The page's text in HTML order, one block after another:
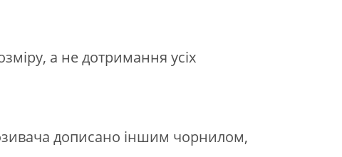
а не дотримання усіх
дописано іншим чорнилом,